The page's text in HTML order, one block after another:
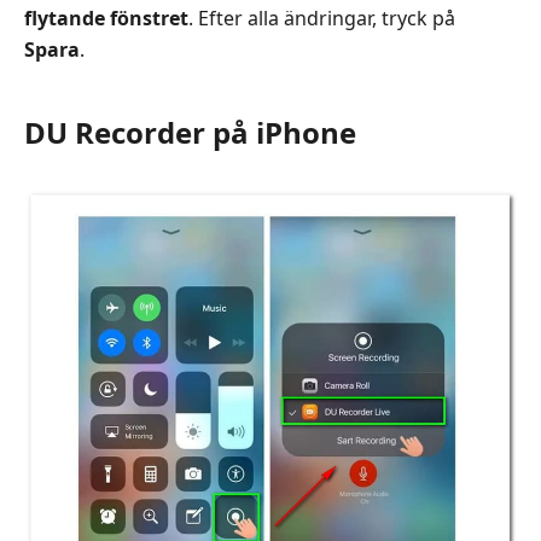
flytande fönstret. Efter alla ändringar, tryck på
Spara.
DU Recorder på iPhone